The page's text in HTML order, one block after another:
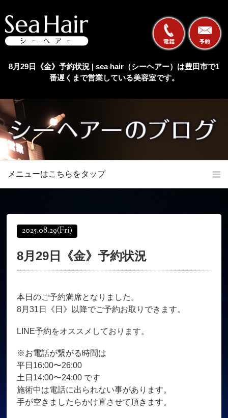
8月29日《金》予約状況 | sea hair（シーヘアー）は豊田市で1
番遅くまで営業している美容室です。
メニューはこちらをタップ
オンラインショップ
育毛コース よくある質問
お客様の声 シーヘアーのブログ
2025.08.29(Fri)
8月29日《金》予約状況
本日のご予約満席となりました。
8月31日《日》以降でご予約お取りできます。
LINE予約をオススメしております。
※お電話が繋がる時間は
平日16:00〜26:00
土日14:00〜24:00 です
施術中は電話に出られない事があります。
手が空きましたらかけ直させて頂きます。